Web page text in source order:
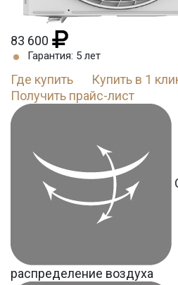
83 600
Гарантия: 5 лет
Где купить
Купить в 1
Получить прайс-лист
распределение воздуха